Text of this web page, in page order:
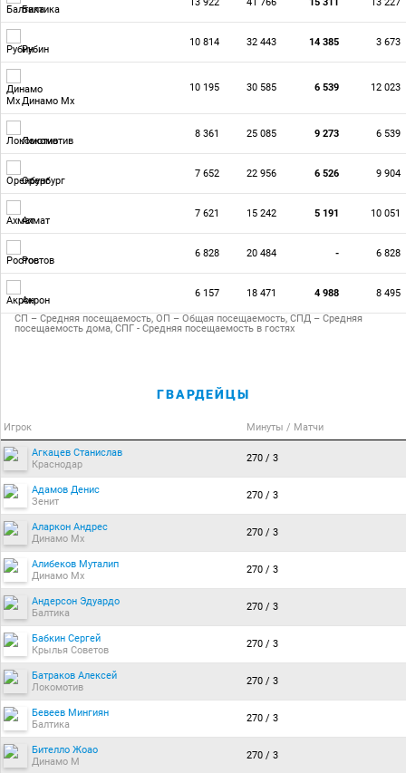
Балтика
Рубин
10 814 32 443 14 385 3 673
Динамо Мх
10 195 30 585 6 539 12 023
Локомотив
8 361 25 085 9 273 6 539
Оренбург
7 652 22 956 6 526 9 904
Ахмат
7 621 15 242 5 191 10 051
Ростов
6 828 20 484 - 6 828
Акрон
6 157 18 471 4 988 8 495
СП – Средняя посещаемость, ОП – Общая посещаемость, СПД – Средняя
посещаемость дома, СПГ - Средняя посещаемость в гостях
ГВАРДЕЙЦЫ
Игрок Минуты / Матчи
Агкацев Станислав
Краснодар
270 / 3
Адамов Денис
Зенит
270 / 3
Аларкон Андрес
Динамо Мх
270 / 3
Алибеков Муталип
Динамо Мх
270 / 3
Андерсон Эдуардо
Балтика
270 / 3
Бабкин Сергей
Крылья Советов
270 / 3
Батраков Алексей
Локомотив
270 / 3
Бевеев Мингиян
Балтика
270 / 3
Бителло Жоао
Динамо М
270 / 3